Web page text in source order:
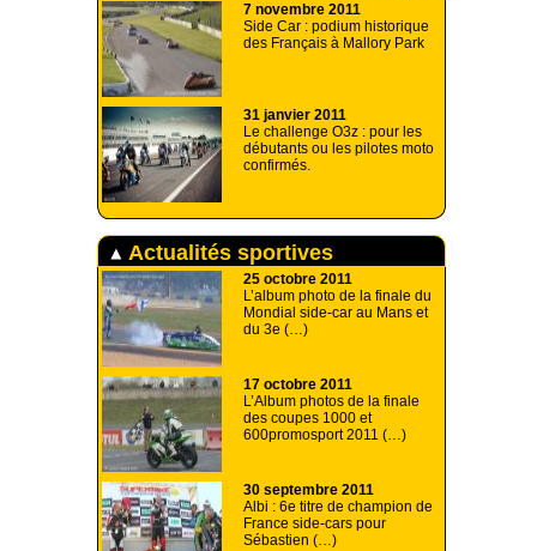
7 novembre 2011
Side Car : podium historique
des Français à Mallory Park
31 janvier 2011
Le challenge O3z : pour les
débutants ou les pilotes moto
confirmés.
Actualités sportives
25 octobre 2011
L’album photo de la finale du
Mondial side-car au Mans et
du 3e (…)
17 octobre 2011
L’Album photos de la finale
des coupes 1000 et
600promosport 2011 (…)
30 septembre 2011
Albi : 6e titre de champion de
France side-cars pour
Sébastien (…)